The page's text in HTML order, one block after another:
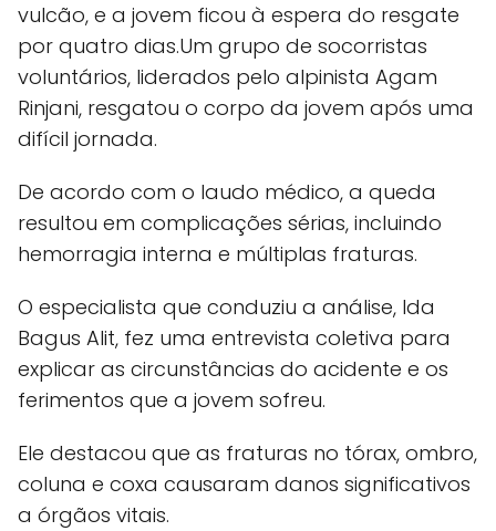
vulcão, e a jovem ficou à espera do resgate
por quatro dias.Um grupo de socorristas
voluntários, liderados pelo alpinista Agam
Rinjani, resgatou o corpo da jovem após uma
difícil jornada.
De acordo com o laudo médico, a queda
resultou em complicações sérias, incluindo
hemorragia interna e múltiplas fraturas.
O especialista que conduziu a análise, Ida
Bagus Alit, fez uma entrevista coletiva para
explicar as circunstâncias do acidente e os
ferimentos que a jovem sofreu.
Ele destacou que as fraturas no tórax, ombro,
coluna e coxa causaram danos significativos
a órgãos vitais.